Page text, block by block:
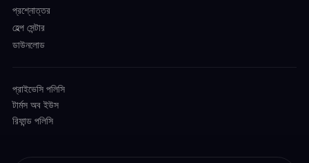
প্রশ্নোত্তর
হেল্প সেন্টার
ডাউনলোড
প্রাইভেসি পলিসি
টার্মস অব ইউস
রিফান্ড পলিসি